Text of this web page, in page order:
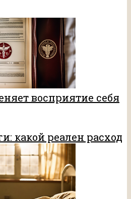
восприятие себя
какой реален расход